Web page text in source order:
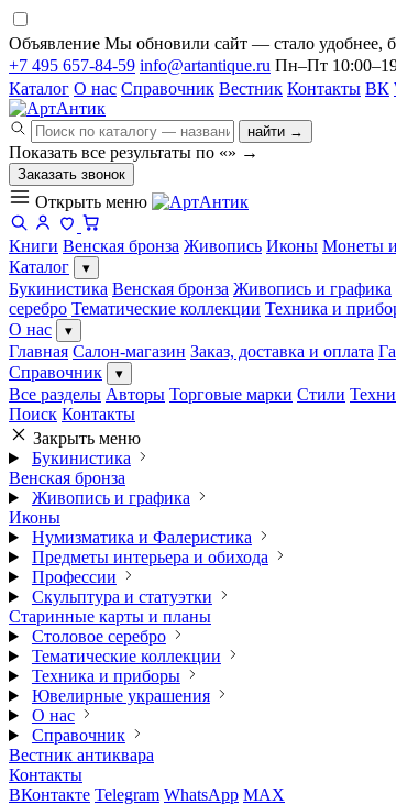
Объявление Мы обновили сайт — стало удобнее,
+7 495 657-84-59 info@artantique.ru Пн–Пт
Каталог О нас Справочник Вестник Контакты ВК
найти →
Показать все результаты по «» →
Заказать звонок
Открыть меню
Книги Венская бронза Живопись Иконы Монеты
Каталог
▾
Букинистика Венская бронза Живопись и графика
серебро Тематические коллекции Техника и
О нас
▾
Главная Салон-магазин Заказ, доставка и оплата
Справочник
▾
Все разделы Авторы Торговые марки Стили
Поиск Контакты
Закрыть меню
Букинистика
Венская бронза
Живопись и графика
Иконы
Нумизматика и Фалеристика
Предметы интерьера и обихода
Профессии
Скульптура и статуэтки
Старинные карты и планы
Столовое серебро
Тематические коллекции
Техника и приборы
Ювелирные украшения
О нас
Справочник
Вестник антиквара
Контакты
ВКонтакте Telegram WhatsApp MAX